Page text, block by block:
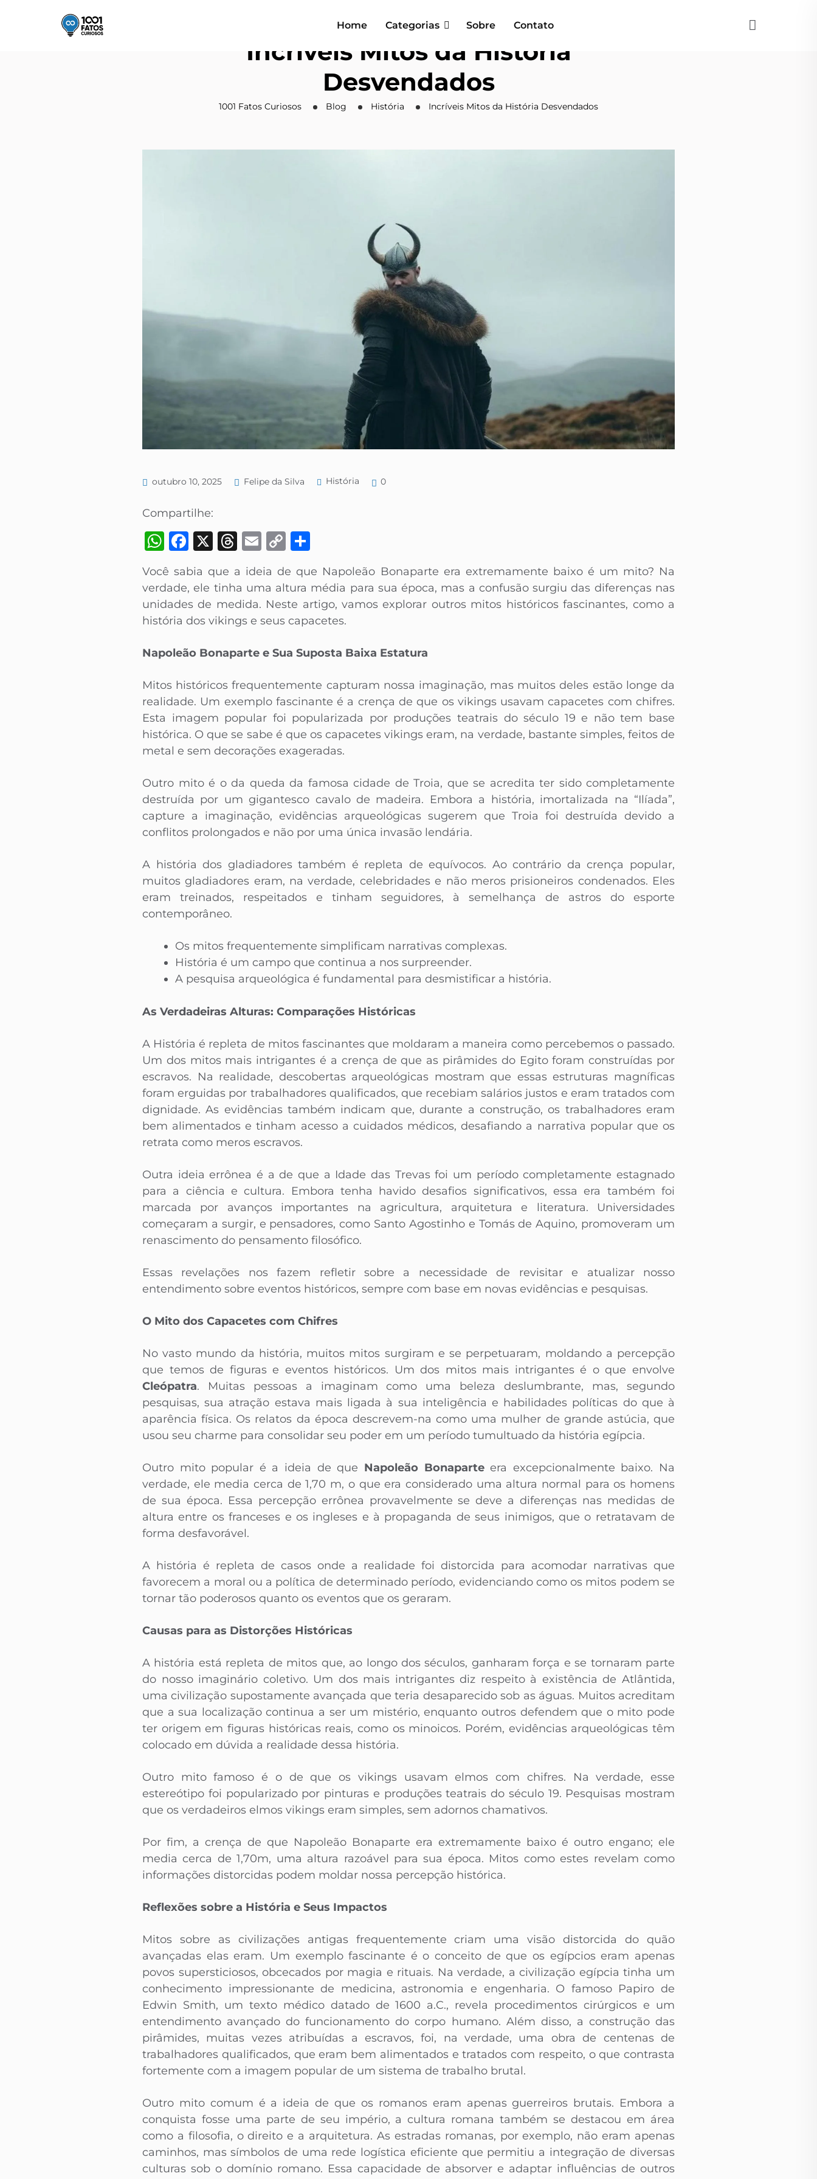
Home Categorias Sobre Contato
Incríveis Mitos da História
Desvendados
1001 Fatos Curiosos Blog História Incríveis Mitos da História Desvendados
outubro 10, 2025 Felipe da Silva História 0
Compartilhe:
WhatsApp
Facebook
X Threads
Email
Copy
Você sabia que a ideia de que Napoleão Bonaparte era extremamente baixo é um mito? Na
verdade, ele tinha uma altura média para sua época, mas a confusão surgiu das diferenças nas
unidades de medida. Neste artigo, vamos explorar outros mitos históricos fascinantes, como a
história dos vikings e seus capacetes.
Napoleão Bonaparte e Sua Suposta Baixa Estatura
Mitos históricos frequentemente capturam nossa imaginação, mas muitos deles estão longe da
realidade. Um exemplo fascinante é a crença de que os vikings usavam capacetes com chifres.
Esta imagem popular foi popularizada por produções teatrais do século 19 e não tem base
histórica. O que se sabe é que os capacetes vikings eram, na verdade, bastante simples, feitos de
metal e sem decorações exageradas.
Outro mito é o da queda da famosa cidade de Troia, que se acredita ter sido completamente
destruída por um gigantesco cavalo de madeira. Embora a história, imortalizada na “Ilíada”,
capture a imaginação, evidências arqueológicas sugerem que Troia foi destruída devido a
conflitos prolongados e não por uma única invasão lendária.
A história dos gladiadores também é repleta de equívocos. Ao contrário da crença popular,
muitos gladiadores eram, na verdade, celebridades e não meros prisioneiros condenados. Eles
eram treinados, respeitados e tinham seguidores, à semelhança de astros do esporte
contemporâneo.
Os mitos frequentemente simplificam narrativas complexas.
História é um campo que continua a nos surpreender.
A pesquisa arqueológica é fundamental para desmistificar a história.
As Verdadeiras Alturas: Comparações Históricas
A História é repleta de mitos fascinantes que moldaram a maneira como percebemos o passado.
Um dos mitos mais intrigantes é a crença de que as pirâmides do Egito foram construídas por
escravos. Na realidade, descobertas arqueológicas mostram que essas estruturas magníficas
foram erguidas por trabalhadores qualificados, que recebiam salários justos e eram tratados com
dignidade. As evidências também indicam que, durante a construção, os trabalhadores eram
bem alimentados e tinham acesso a cuidados médicos, desafiando a narrativa popular que os
retrata como meros escravos.
Outra ideia errônea é a de que a Idade das Trevas foi um período completamente estagnado
para a ciência e cultura. Embora tenha havido desafios significativos, essa era também foi
marcada por avanços importantes na agricultura, arquitetura e literatura. Universidades
começaram a surgir, e pensadores, como Santo Agostinho e Tomás de Aquino, promoveram um
renascimento do pensamento filosófico.
Essas revelações nos fazem refletir sobre a necessidade de revisitar e atualizar nosso
entendimento sobre eventos históricos, sempre com base em novas evidências e pesquisas.
O Mito dos Capacetes com Chifres
No vasto mundo da história, muitos mitos surgiram e se perpetuaram, moldando a percepção
que temos de figuras e eventos históricos. Um dos mitos mais intrigantes é o que envolve
Cleópatra. Muitas pessoas a imaginam como uma beleza deslumbrante, mas, segundo
pesquisas, sua atração estava mais ligada à sua inteligência e habilidades políticas do que à
aparência física. Os relatos da época descrevem-na como uma mulher de grande astúcia, que
usou seu charme para consolidar seu poder em um período tumultuado da história egípcia.
Outro mito popular é a ideia de que Napoleão Bonaparteera excepcionalmente baixo. Na
verdade, ele media cerca de 1,70 m, o que era considerado uma altura normal para os homens
de sua época. Essa percepção errônea provavelmente se deve a diferenças nas medidas de
altura entre os franceses e os ingleses e à propaganda de seus inimigos, que o retratavam de
forma desfavorável.
A história é repleta de casos onde a realidade foi distorcida para acomodar narrativas que
favorecem a moral ou a política de determinado período, evidenciando como os mitos podem se
tornar tão poderosos quanto os eventos que os geraram.
Causas para as Distorções Históricas
A história está repleta de mitos que, ao longo dos séculos, ganharam força e se tornaram parte
do nosso imaginário coletivo. Um dos mais intrigantes diz respeito à existência de Atlântida,
uma civilização supostamente avançada que teria desaparecido sob as águas. Muitos acreditam
que a sua localização continua a ser um mistério, enquanto outros defendem que o mito pode
ter origem em figuras históricas reais, como os minoicos. Porém, evidências arqueológicas têm
colocado em dúvida a realidade dessa história.
Outro mito famoso é o de que os vikings usavam elmos com chifres. Na verdade, esse
estereótipo foi popularizado por pinturas e produções teatrais do século 19. Pesquisas mostram
que os verdadeiros elmos vikings eram simples, sem adornos chamativos.
Por fim, a crença de que Napoleão Bonaparte era extremamente baixo é outro engano; ele
media cerca de 1,70m, uma altura razoável para sua época. Mitos como estes revelam como
informações distorcidas podem moldar nossa percepção histórica.
Reflexões sobre a História e Seus Impactos
Mitos sobre as civilizações antigas frequentemente criam uma visão distorcida do quão
avançadas elas eram. Um exemplo fascinante é o conceito de que os egípcios eram apenas
povos supersticiosos, obcecados por magia e rituais. Na verdade, a civilização egípcia tinha um
conhecimento impressionante de medicina, astronomia e engenharia. O famoso Papiro de
Edwin Smith, um texto médico datado de 1600 a.C., revela procedimentos cirúrgicos e um
entendimento avançado do funcionamento do corpo humano. Além disso, a construção das
pirâmides, muitas vezes atribuídas a escravos, foi, na verdade, uma obra de centenas de
trabalhadores qualificados, que eram bem alimentados e tratados com respeito, o que contrasta
fortemente com a imagem popular de um sistema de trabalho brutal.
Outro mito comum é a ideia de que os romanos eram apenas guerreiros brutais. Embora a
conquista fosse uma parte de seu império, a cultura romana também se destacou em área
como a filosofia, o direito e a arquitetura. As estradas romanas, por exemplo, não eram apenas
caminhos, mas símbolos de uma rede logística eficiente que permitiu a integração de diversas
culturas sob o domínio romano. Essa capacidade de absorver e adaptar influências de outros